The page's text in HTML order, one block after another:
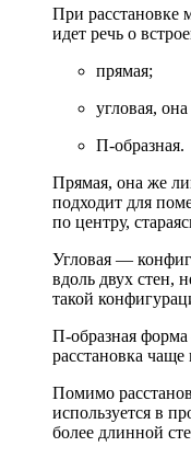
При расстановке
идет речь о
прямая;
угловая,
П-образная.
Прямая, она же
подходит для
по центру,
Угловая —
вдоль двух стен,
такой
П-образная форма
расстановка
Помимо
используется в
более длинной